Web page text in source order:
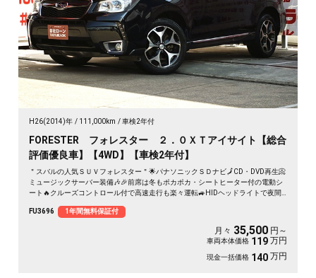
H26(2014)年 111,000km 車検2年付
FORESTER フォレスター ２．０ＸＴアイサイト【総合
評価優良車】【4WD】【車検2年付】
＂スバルの人気ＳＵＶフォレスター＂🌟パナソニックＳＤナビ🗾CD・DVD再生📀
ミュージックサーバー装備🎶🎉前席は冬もポカポカ・シートヒーター付の電動シ
ート🔥クルーズコントロール付で高速走行も楽々運転🚙HIDヘッドライトで夜間
FU3696
1年間無料保証付
月々 35,500 円～
車両本体価格 119 万円
現金一括価格 140 万円